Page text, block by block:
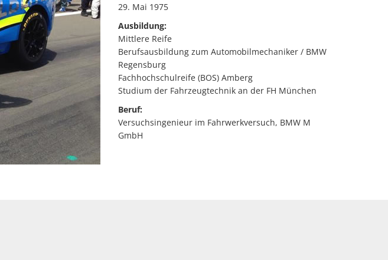
29. Mai 1975
Ausbildung:
Mittlere Reife
Berufsausbildung zum Automobilmechaniker / BMW
Regensburg
Fachhochschulreife (BOS) Amberg
Studium der Fahrzeugtechnik an der FH München
Beruf:
Versuchsingenieur im Fahrwerkversuch, BMW M
GmbH